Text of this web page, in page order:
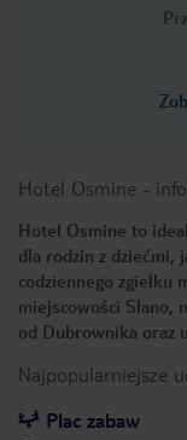
Hotel Osmine -
Hotel Osmine to
dla rodzin z dziećmi,
codziennego
miejscowości Slano,
od Dubrownika oraz
Najpopularniejsze
Plac zabaw